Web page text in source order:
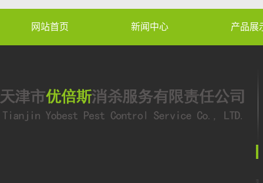
网站首页 新闻中心 产品展